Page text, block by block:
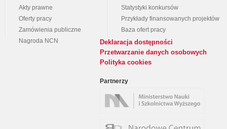
Akty prawne
Oferty pracy
Zamówienia publiczne
Nagroda NCN
Statystyki konkursów
Przykłady finansowanych projektów
Baza ofert pracy
Deklaracja dostępności
Przetwarzanie danych osobowych
Polityka cookies
Partnerzy